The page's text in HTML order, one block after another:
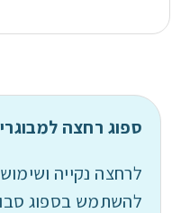
ספוג רחצה
לרחצה נקייה
להשתמש בספוג